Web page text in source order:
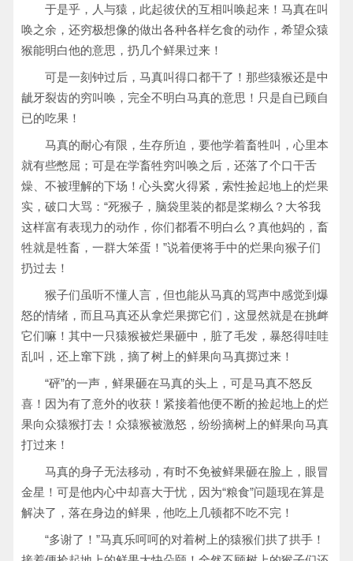
于是乎，人与猿，此起彼伏的互相叫唤起来！马真在叫
唤之余，还穷极想像的做出各种各样乞食的动作，希望众猿
猴能明白他的意思，扔几个鲜果过来！
可是一刻钟过后，马真叫得口都干了！那些猿猴还是中
龇牙裂齿的穷叫唤，完全不明白马真的意思！只是自已顾自
已的吃果！
马真的耐心有限，生存所迫，要他学着畜牲叫，心里本
就有些憋屈；可是在学畜牲穷叫唤之后，还落了个口干舌
燥、不被理解的下场！心头窝火得紧，索性捡起地上的烂果
实，破口大骂：“死猴子，脑袋里装的都是桨糊么？大爷我
这样富有表现力的动作，你们都看不明白么？真他妈的，畜
牲就是牲畜，一群大笨蛋！”说着便将手中的烂果向猴子们
扔过去！
猴子们虽听不懂人言，但也能从马真的骂声中感觉到爆
怒的情绪，而且马真还从拿烂果掷它们，这显然就是在挑衅
它们嘛！其中一只猿猴被烂果砸中，脏了毛发，暴怒得哇哇
乱叫，还上窜下跳，摘了树上的鲜果向马真掷过来！
“砰”的一声，鲜果砸在马真的头上，可是马真不怒反
喜！因为有了意外的收获！紧接着他便不断的捡起地上的烂
果向众猿猴打去！众猿猴被激怒，纷纷摘树上的鲜果向马真
打过来！
马真的身子无法移动，有时不免被鲜果砸在脸上，眼冒
金星！可是他内心中却喜大于忧，因为“粮食”问题现在算是
解决了，落在身边的鲜果，他吃上几顿都不吃不完！
“多谢了！”马真乐呵呵的对着树上的猿猴们拱了拱手！